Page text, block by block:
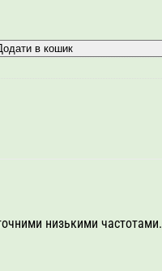
в кошик
низькими